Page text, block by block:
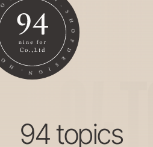
94 topics